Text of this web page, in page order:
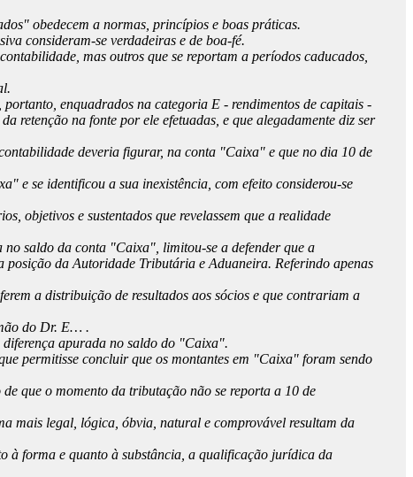
obedecem a normas, princípios e boas práticas.
consideram-se verdadeiras e de boa-fé.
mas outros que se reportam a períodos caducados,
enquadrados na categoria E - rendimentos de capitais -
retenção na fonte por ele efetuadas, e que alegadamente diz ser
deveria figurar, na conta "Caixa" e que no dia 10 de
e se identificou a sua inexistência, com efeito considerou-se
objetivos e sustentados que revelassem que a realidade
no saldo da conta "Caixa", limitou-se a defender que a
posição da Autoridade Tributária e Aduaneira. Referindo apenas
a distribuição de resultados aos sócios e que contrariam a
do Dr. E… .
diferença apurada no saldo do "Caixa".
permitisse concluir que os montantes em "Caixa" foram sendo
que o momento da tributação não se reporta a 10 de
mais legal, lógica, óbvia, natural e comprovável resultam da
à forma e quanto à substância, a qualificação jurídica da